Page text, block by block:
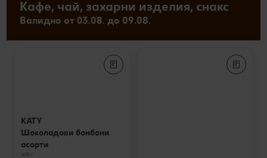
Кафе, чай, захарни изделия, снакс
Валидно от 03.08. до 09.08.
KATY
Шоколадови бонбони
асорти
400 г